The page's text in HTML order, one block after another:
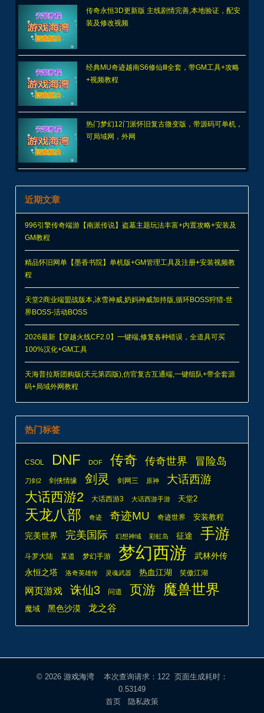
传奇永恒3D更新版 主线剧情完善,本地验证，配安
装及修改视频
经典MU奇迹越南S6修仙Ⅲ全套，带GM工具+攻略
+视频教程
热门梦幻12门派怀旧复古微变版，带源码可单机，
可局域网，外网
近期文章
996引擎传奇端游【南派传说】盗墓主题玩法丰富+内置攻略+安装及
GM教程
精品怀旧网单【墨香书院】单机版+GM管理工具及注册+安装视频教
程
天堂2商业端盟战版本,冰雪神威,奶妈神威加持版,循环BOSS狩猎-世
界BOSS-活动BOSS
2026最新【穿越火线CF2.0】一键端,修复各种错误，全道具可买
100%汉化+GM工具
天海普拉斯团购版(天元第四版),仿官复古互通端,一键组队+带全套源
码+局域外网教程
热门标签
CSOL DNF DOF 传奇 传奇世界 冒险岛
刀剑2 剑侠情缘 剑灵 剑网三 原神 大话西游
大话西游2 大话西游3 大话西游手游 天堂2
天龙八部 奇迹 奇迹MU 奇迹世界 安装教程
完美世界 完美国际 幻想神域 彩虹岛 征途 手游
斗罗大陆 某道 梦幻手游 梦幻西游
武林外传
永恒之塔
洛奇英雄传 灵魂武器 热血江湖 笑傲江湖
网页游戏 诛仙3 问道 页游 魔兽世界
魔域 黑色沙漠 龙之谷
© 2026 游戏海湾本次查询请求：122 页面生成耗时：
0.53149
首页
隐私政策